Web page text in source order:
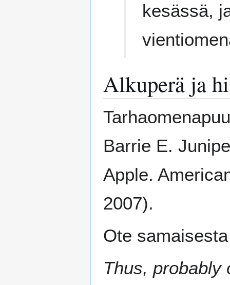
kesässä,
Alkuperä ja
Barrie E.
Apple.
2007).
Ote
Thus, probably